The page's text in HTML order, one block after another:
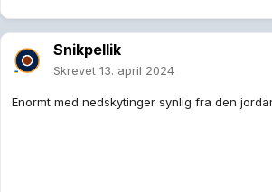
Snikpellik
Skrevet 13. april 2024
Enormt med nedskytinger synlig fra den